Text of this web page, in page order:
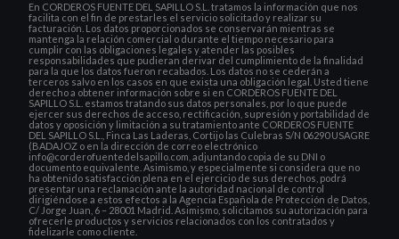
En CORDEROS FUENTE DEL SAPILLO S.L. tratamos la información que nos
facilita con el fin de prestarles el servicio solicitado y realizar su
facturación. Los datos proporcionados se conservarán mientras se
mantenga la relación comercial o durante el tiempo necesario para
cumplir con las obligaciones legales y atender las posibles
responsabilidades que pudieran derivar del cumplimiento de la finalidad
para la que los datos fueron recabados. Los datos no se cederán a
terceros salvo en los casos en que exista una obligación legal. Usted tiene
derecho a obtener información sobre si en CORDEROS FUENTE DEL
SAPILLO S.L. estamos tratando sus datos personales, por lo que puede
ejercer sus derechos de acceso, rectificación, supresión y portabilidad de
datos y oposición y limitación a su tratamiento ante CORDEROS FUENTE
DEL SAPILLO S.L., Finca Las Laderas, Cortijo las Culebras S/N 06290 USAGRE
(BADAJOZ o en la dirección de correo electrónico
info@corderofuentedelsapillo.com, adjuntando copia de su DNI o
documento equivalente. Asimismo, y especialmente si considera que no
ha obtenido satisfacción plena en el ejercicio de sus derechos, podrá
presentar una reclamación ante la autoridad nacional de control
dirigiéndose a estos efectos a la Agencia Española de Protección de Datos,
C/ Jorge Juan, 6 – 28001 Madrid. Asimismo, solicitamos su autorización para
ofrecerle productos y servicios relacionados con los contratados y
fidelizarle como cliente.